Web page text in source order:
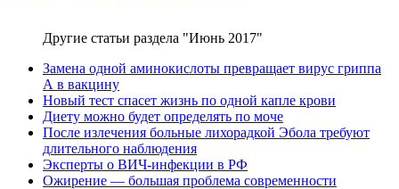
Другие статьи раздела "Июнь 2017"
Замена одной аминокислоты превращает вирус гриппа
А в вакцину
Новый тест спасет жизнь по одной капле крови
Диету можно будет определять по моче
После излечения больные лихорадкой Эбола требуют
длительного наблюдения
Эксперты о ВИЧ-инфекции в РФ
Ожирение — большая проблема современности